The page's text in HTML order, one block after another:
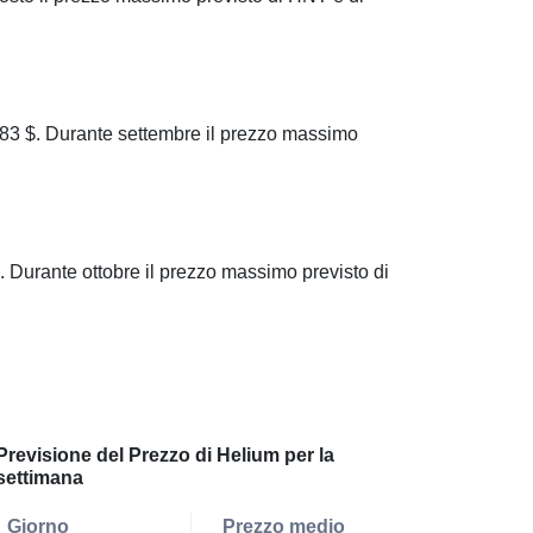
$. Durante settembre il prezzo massimo
ottobre il prezzo massimo previsto di
del Prezzo di Helium per la
Giorno Prezzo medio